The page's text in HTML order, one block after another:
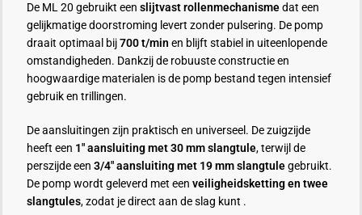
De ML 20 gebruikt een slijtvast rollenmechanismedat een
gelijkmatige doorstroming levert zonder pulsering. De pomp
draait optimaal bij700 t/min en blijft stabiel in uiteenlopende
omstandigheden. Dankzij de robuuste constructie en
hoogwaardige materialen is de pomp bestand tegen intensief
gebruik en trillingen.
De aansluitingen zijn praktisch en universeel. De zuigzijde
heeft een 1″ aansluiting met 30 mm slangtule, terwijl de
perszijde een 3/4″ aansluiting met 19 mm slangtulegebruikt.
De pomp wordt geleverd met een veiligheidsketting en twee
slangtules, zodat je direct aan de slag kunt .